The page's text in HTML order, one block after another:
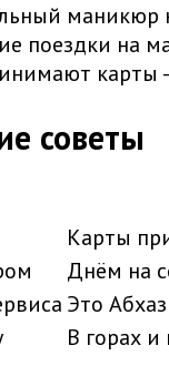
маникюр
поездки на
карты
советы
Карты
Днём на
Это
В горах